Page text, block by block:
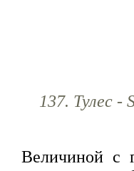
137. Тулес -
Величиной с